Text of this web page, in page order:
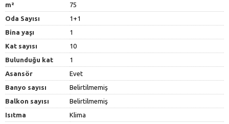
m²
75
Oda Sayısı
1+1
Bina yaşı
1
Kat sayısı
10
Bulunduğu kat
1
Asansör
Evet
Banyo sayısı
Belirtilmemiş
Balkon sayısı
Belirtilmemiş
Isıtma
Klima